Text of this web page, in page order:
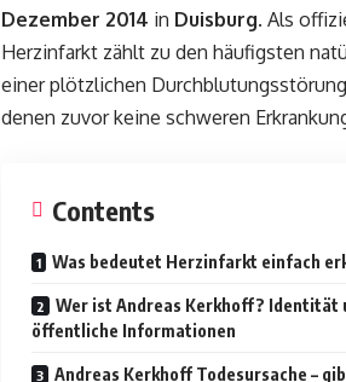
Dezember 2014 in Duisburg. Als
Herzinfarkt zählt zu den häufigsten
einer plötzlichen
denen zuvor keine schweren
Contents
Was bedeutet Herzinfarkt einfach
Wer ist Andreas Kerkhoff? Identität
öffentliche Informationen
Andreas Kerkhoff Todesursache –